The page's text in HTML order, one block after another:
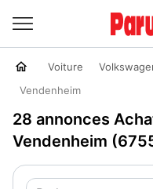
Voiture
Vendenheim
28 annonces
Vendenheim